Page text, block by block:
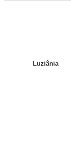
Luziânia